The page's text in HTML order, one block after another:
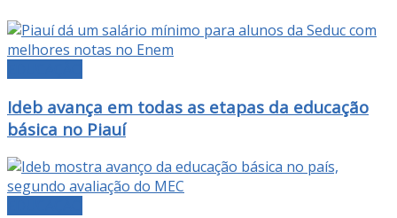
Ideb avança em todas as etapas da educação
básica no Piauí